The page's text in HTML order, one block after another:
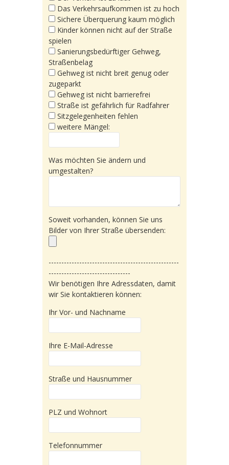
Das Verkehrsaufkommen ist zu hoch
Sichere Überquerung kaum möglich
Kinder können nicht auf der Straße
spielen
Sanierungsbedürftiger Gehweg,
Straßenbelag
Gehweg ist nicht breit genug oder
zugeparkt
Gehweg ist nicht barrierefrei
Straße ist gefährlich für Radfahrer
Sitzgelegenheiten fehlen
weitere Mängel:
Was möchten Sie ändern und
umgestalten?
Soweit vorhanden, können Sie uns
Bilder von Ihrer Straße übersenden:
---------------------------------------------------
--------------------------------
Wir benötigen Ihre Adressdaten, damit
wir Sie kontaktieren können:
Ihr Vor- und Nachname
Ihre E-Mail-Adresse
Straße und Hausnummer
PLZ und Wohnort
Telefonnummer